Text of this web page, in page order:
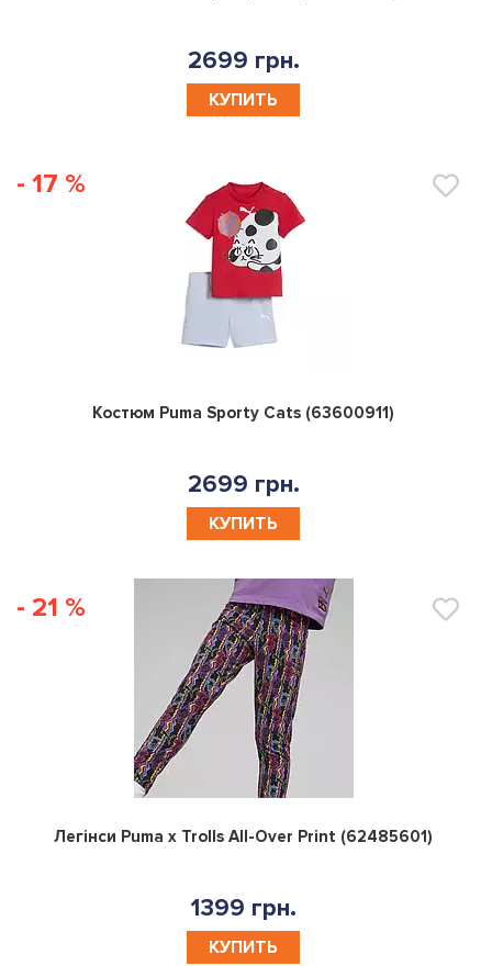
2699 грн.
КУПИТЬ
- 17 %
0
Костюм Puma Sporty Cats (63600911)
2699 грн.
КУПИТЬ
- 21 %
0
Легінси Puma x Trolls All-Over Print (62485601)
1399 грн.
КУПИТЬ